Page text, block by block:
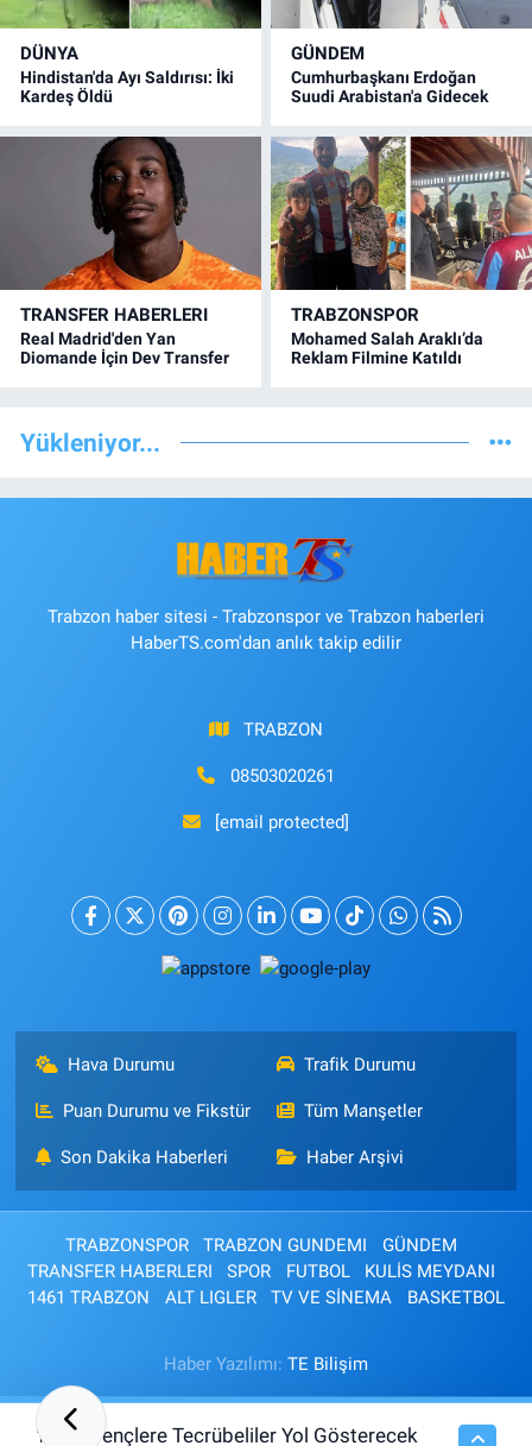
DÜNYA
Hindistan'da Ayı Saldırısı: İki
Kardeş Öldü
GÜNDEM
Cumhurbaşkanı Erdoğan
Suudi Arabistan'a Gidecek
TRANSFER HABERLERI
Real Madrid'den Yan
Diomande İçin Dev Transfer
TRABZONSPOR
Mohamed Salah Araklı’da
Reklam Filmine Katıldı
Yükleniyor...
Trabzon haber sitesi - Trabzonspor ve Trabzon haberleri
HaberTS.com'dan anlık takip edilir
TRABZON
08503020261
[email protected]
Hava Durumu Trafik Durumu
Puan Durumu ve Fikstür Tüm Manşetler
Son Dakika Haberleri Haber Arşivi
TRABZONSPOR TRABZON GUNDEMI
GÜNDEM
TRANSFER HABERLERI
SPOR FUTBOL
KULİS MEYDANI
1461 TRABZON
ALT LIGLER TV VE SİNEMA BASKETBOL
Haber Yazılımı: TE Bilişim
10:21 Gençlere Tecrübeliler Yol Gösterecek